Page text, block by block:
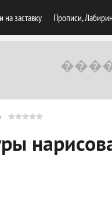
на заставку Прописи,